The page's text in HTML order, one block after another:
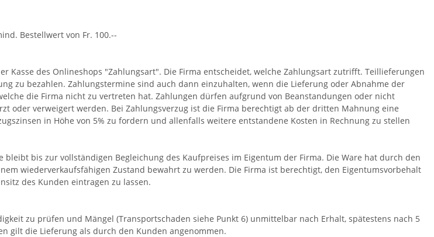
Bestellwert von Fr. 100.--
Kasse des Onlineshops "Zahlungsart". Die Firma entscheidet, welche Zahlungsart zutrifft. Teillieferungen
zu bezahlen. Zahlungstermine sind auch dann einzuhalten, wenn die Lieferung oder Abnahme der
die Firma nicht zu vertreten hat. Zahlungen dürfen aufgrund von Beanstandungen oder nicht
oder verweigert werden. Bei Zahlungsverzug ist die Firma berechtigt ab der dritten Mahnung eine
in Höhe von 5% zu fordern und allenfalls weitere entstandene Kosten in Rechnung zu stellen
bleibt bis zur vollständigen Begleichung des Kaufpreises im Eigentum der Firma. Die Ware hat durch den
wiederverkaufsfähigen Zustand bewahrt zu werden. Die Firma ist berechtigt, den Eigentumsvorbehalt
des Kunden eintragen zu lassen.
zu prüfen und Mängel (Transportschaden siehe Punkt 6) unmittelbar nach Erhalt, spätestens nach 5
gilt die Lieferung als durch den Kunden angenommen.